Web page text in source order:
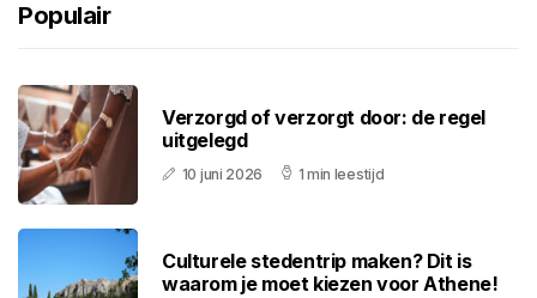
Populair
Verzorgd of verzorgt door: de regel
uitgelegd
10 juni 2026 1 min leestijd
Culturele stedentrip maken? Dit is
waarom je moet kiezen voor Athene!